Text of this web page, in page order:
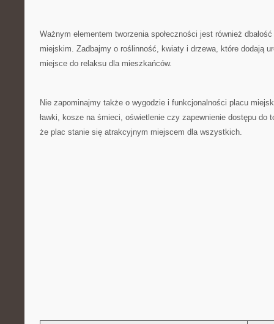
Ważnym elementem ⁣tworzenia społeczności jest również
miejskim. Zadbajmy o roślinność, kwiaty ‌i⁤ drzewa,‍ które dodają
miejsce do relaksu dla⁢ mieszkańców.
Nie zapominajmy także o wygodzie i funkcjonalności placu
ławki, kosze ​na śmieci,​ oświetlenie⁣ czy ⁣zapewnienie dostępu do
‍że plac stanie się atrakcyjnym miejscem dla ​wszystkich.